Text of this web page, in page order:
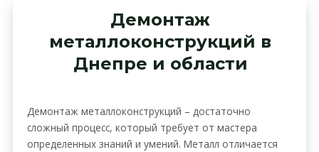
Демонтаж
металлоконструкций в
Днепре и области
Демонтаж металлоконструкций – достаточно
сложный процесс, который требует от мастера
определенных знаний и умений. Металл отличается